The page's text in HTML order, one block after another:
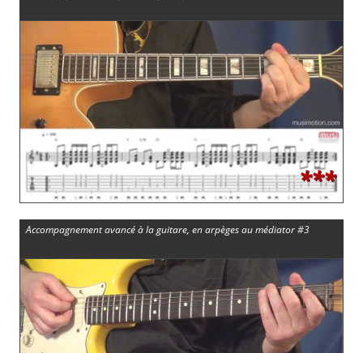
***
Accompagnement avancé à la guitare, en arpèges au médiator #3